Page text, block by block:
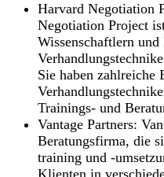
Harvard Negotiation
Negotiation Project
Wissenschaftlern
Sie haben
Trainings- und
Vantage Partners:
Beratungsfirma, die
training und -